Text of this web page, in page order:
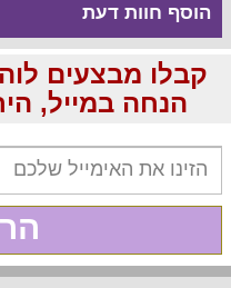
הוסף חוות דעת
הנחה במייל,